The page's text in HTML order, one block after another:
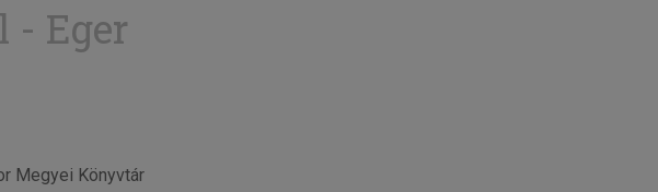
- Eger
Megyei Könyvtár